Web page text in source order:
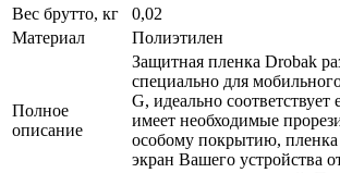
Вес брутто, кг
0,02
Материал
Полиэтилен
Полное
описание
Защитная пленка Drobak
специально для
G, идеально соответствует
имеет необходимые
особому покрытию,
экран Вашего устройства